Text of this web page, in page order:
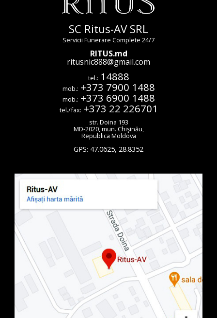
SC Ritus-AV SRL
Servicii Funerare Complete 24/7
RITUS.md
ritusnic888@gmail.com
tel.: 14888
mob.: +373 7900 1488
mob.: +373 6900 1488
tel./fax: +373 22 226701
str. Doina 193
MD-2020,mun. Chişinău,
Republica Moldova
GPS: 47.0625, 28.8352